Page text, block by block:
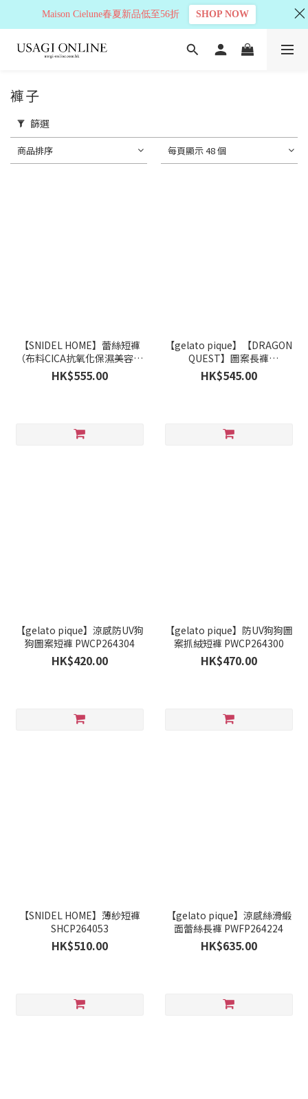
褲子
篩選
商品排序 每頁顯示 48 個
【SNIDEL HOME】蕾絲短褲
（布料CICA抗氧化保濕美容成
份加工） SHCP264028
HK$555.00
【gelato pique】【DRAGON
QUEST】圖案長褲
PWCP264209
HK$545.00
【gelato pique】涼感防UV狗
狗圖案短褲 PWCP264304
HK$420.00
【gelato pique】防UV狗狗圖
案抓絨短褲 PWCP264300
HK$470.00
【SNIDEL HOME】薄紗短褲
SHCP264053
HK$510.00
【gelato pique】涼感絲滑緞
面蕾絲長褲 PWFP264224
HK$635.00
Maison Cielune春夏新品低至56折 SHOP NOW